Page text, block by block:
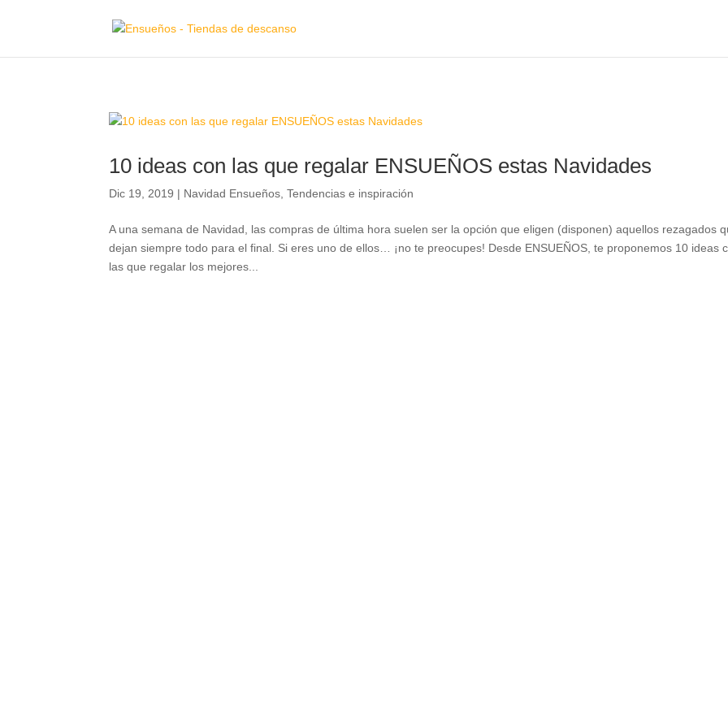
10 ideas con las que regalar ENSUEÑOS estas Navidades
Dic 19, 2019 | Navidad Ensueños ,Tendencias e inspiración
A una semana de Navidad, las compras de última hora suelen ser la opción que eligen (disponen) aquellos rezagados
dejan siempre todo para el final. Si eres uno de ellos… ¡no te preocupes! Desde ENSUEÑOS, te proponemos 10 ideas
las que regalar los mejores...